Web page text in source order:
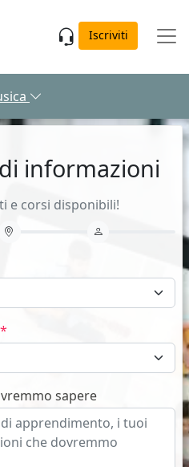
Iscriviti
informazioni
e corsi disponibili!
sapere